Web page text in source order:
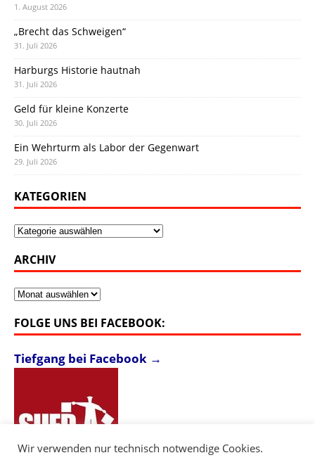
1. August 2026
„Brecht das Schweigen“
31. Juli 2026
Harburgs Historie hautnah
31. Juli 2026
Geld für kleine Konzerte
30. Juli 2026
Ein Wehrturm als Labor der Gegenwart
29. Juli 2026
KATEGORIEN
Kategorien
ARCHIV
Archiv
FOLGE UNS BEI FACEBOOK:
Tiefgang bei Facebook →
Wir verwenden nur technisch notwendige Cookies.